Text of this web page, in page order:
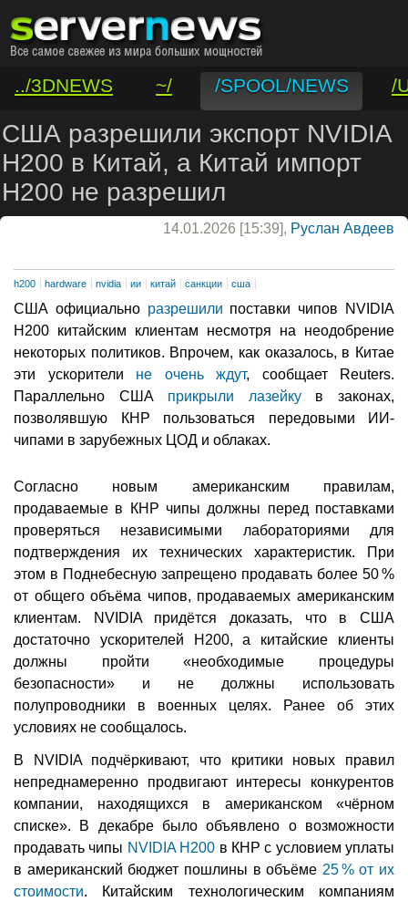
../3DNEWS ~/ /SPOOL/NEWS
/
/VAR/CONTACT
США разрешили экспорт NVIDIA
H200 в Китай, а Китай импорт
H200 не разрешил
14.01.2026 [15:39], Руслан Авдеев
h200 hardware nvidia ии китай санкции сша
США официально разрешили поставки чипов NVIDIA
H200 китайским клиентам несмотря на неодобрение
некоторых политиков. Впрочем, как оказалось, в Китае
эти ускорители не очень ждут, сообщает Reuters.
Параллельно США прикрыли лазейкув законах,
позволявшую КНР пользоваться передовыми ИИ-
чипами в зарубежных ЦОД и облаках.
Согласно новым американским правилам,
продаваемые в КНР чипы должны перед поставками
проверяться независимыми лабораториями для
подтверждения их технических характеристик. При
этом в Поднебесную запрещено продавать более 50 %
от общего объёма чипов, продаваемых американским
клиентам. NVIDIA придётся доказать, что в США
достаточно ускорителей H200, а китайские клиенты
должны пройти «необходимые процедуры
безопасности» и не должны использовать
полупроводники в военных целях. Ранее об этих
условиях не сообщалось.
В NVIDIA подчёркивают, что критики новых правил
непреднамеренно продвигают интересы конкурентов
компании, находящихся в американском «чёрном
списке». В декабре было объявлено о возможности
продавать чипы NVIDIA H200 в КНР с условием уплаты
в американский бюджет пошлины в объёме 25 % от их
стоимости. Китайским технологическим компаниям